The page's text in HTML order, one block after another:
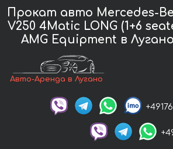
Прокат авто Mercedes-
V250 4Matic LONG (1+6
AMG Equipment в Лугано
Авто-Аренда в Лугано